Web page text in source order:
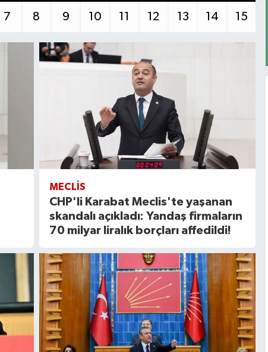
7 8 9 10 11 12 13 14 15
MECLIS
CHP'li Karabat Meclis'te yaşanan
skandalı açıkladı: Yandaş firmaların
70 milyar liralık borçları affedildi!